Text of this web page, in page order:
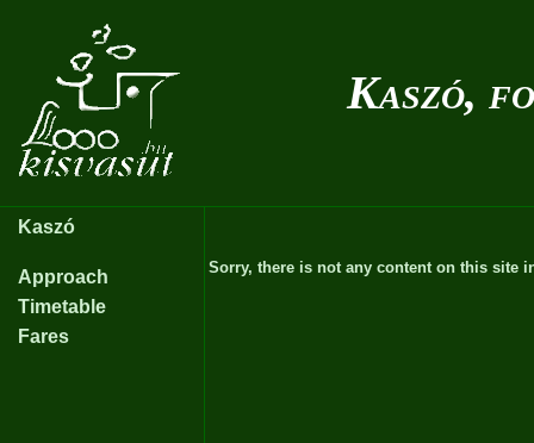
Kaszó,
Kaszó
Approach
Timetable
Fares
Sorry, there is not any content on this site